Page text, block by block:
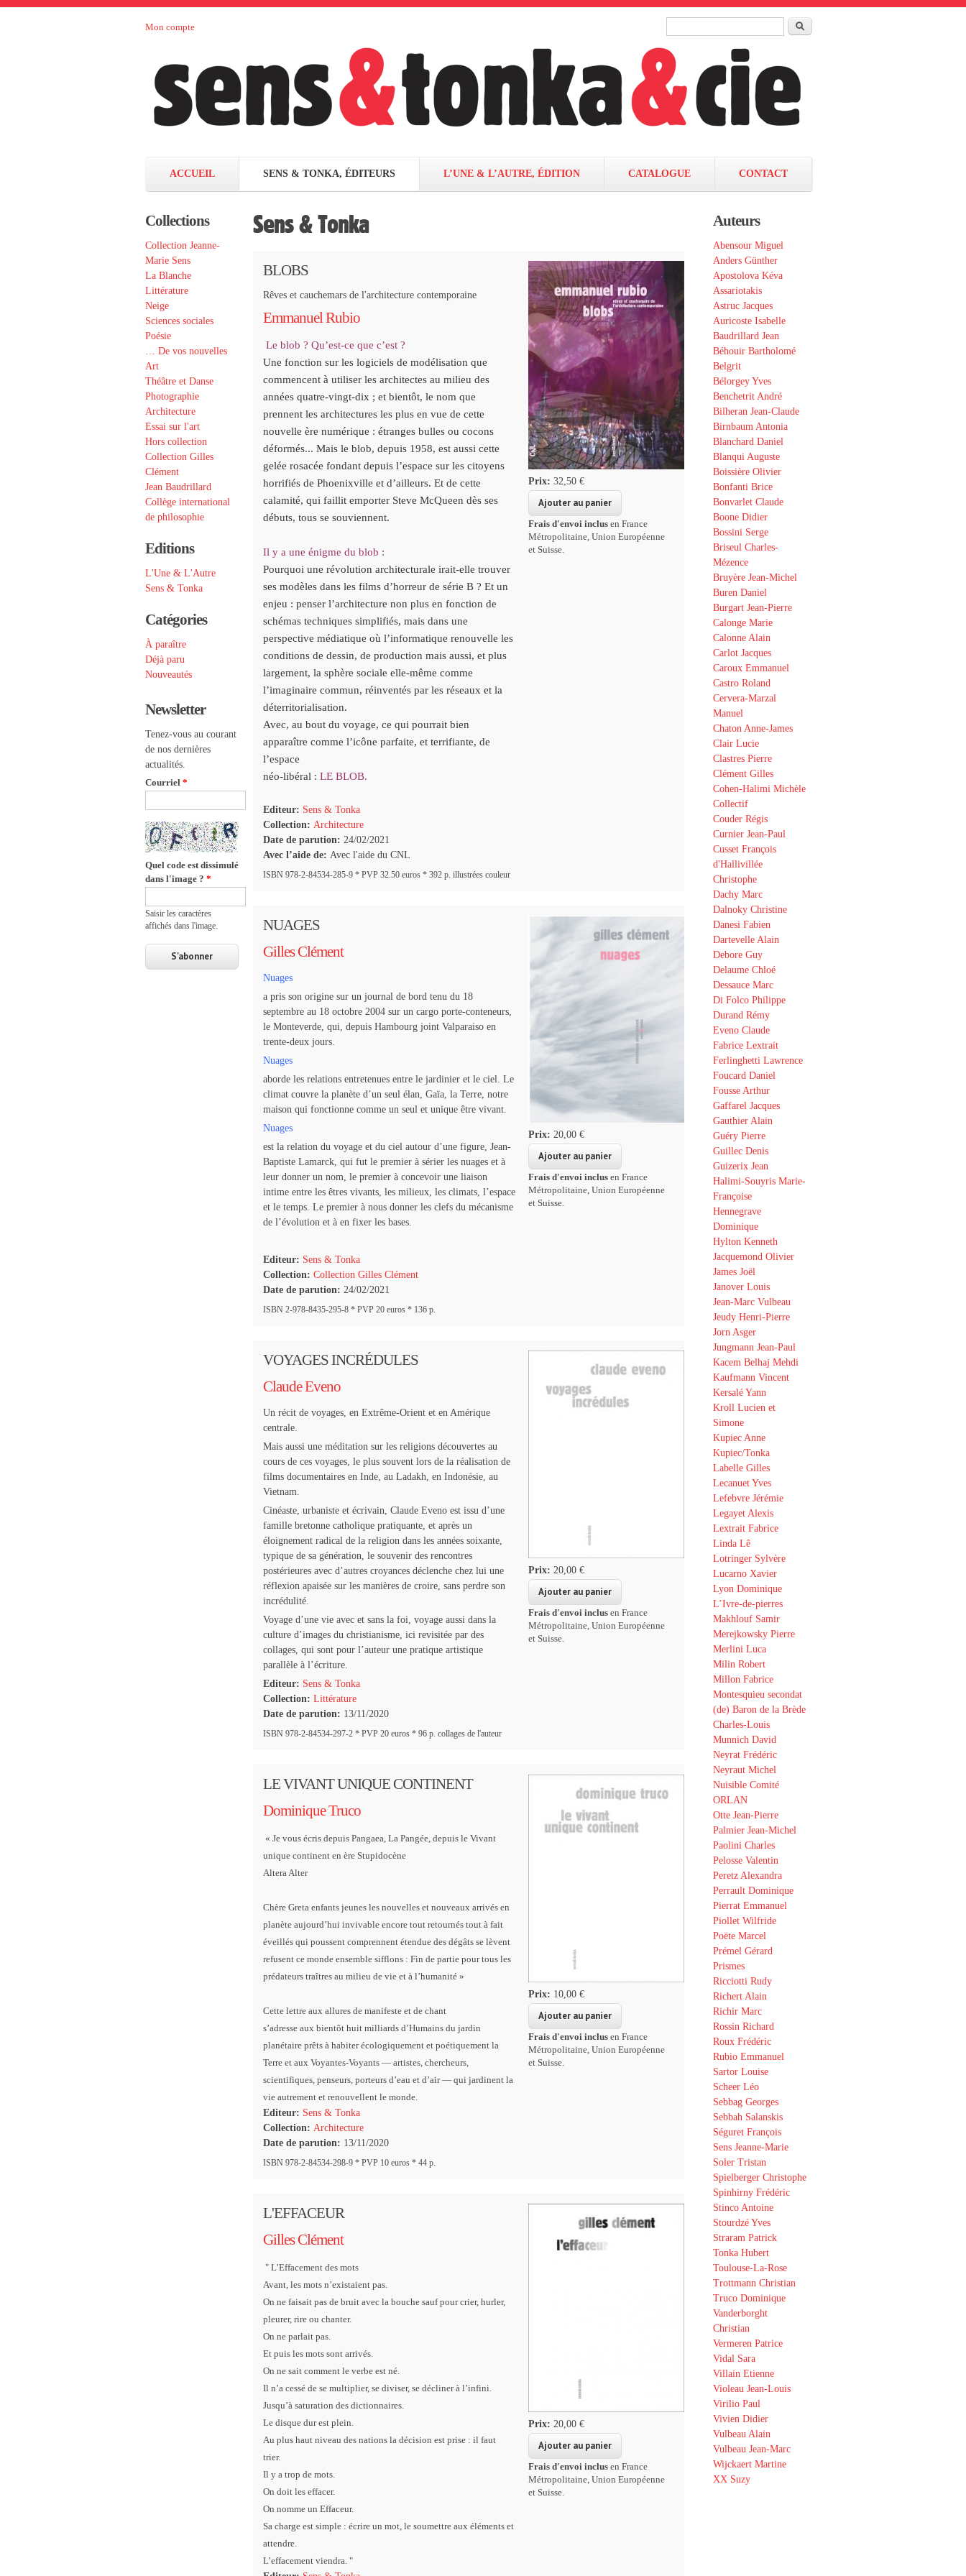
Rechercher
Mon compte
Sens et
Tonka
éditeurs
d’édition
française
ACCUEIL SENS & TONKA, ÉDITEURS L’UNE & L’AUTRE, ÉDITION CATALOGUE CONTACT
Collections
Collection Jeanne-
Marie Sens
La Blanche
Littérature
Neige
Sciences sociales
Poésie
… De vos nouvelles
Art
Théâtre et Danse
Photographie
Architecture
Essai sur l'art
Hors collection
Collection Gilles
Clément
Jean Baudrillard
Collège international
de philosophie
Editions
L'Une & L'Autre
Sens & Tonka
Catégories
À paraître
Déjà paru
Nouveautés
Newsletter
Tenez-vous au courant
de nos dernières
actualités.
Courriel *
Quel code est dissimulé
dans l'image ? *
Saisir les caractères
affichés dans l'image.
Sens & Tonka
BLOBS
Rêves et cauchemars de l'architecture contemporaine
Emmanuel Rubio
Le blob ? Qu’est-ce que c’est ?
Une fonction sur les logiciels de modélisation que
commencent à utiliser les architectes au milieu des
années quatre-vingt-dix ; et bientôt, le nom que
prennent les architectures les plus en vue de cette
nouvelle ère numérique : étranges bulles ou cocons
déformés... Mais le blob, depuis 1958, est aussi cette
gelée rosacée fondant depuis l’espace sur les citoyens
horrifiés de Phoenixville et d’ailleurs. Et de cette
calamité, qui faillit emporter Steve McQueen dès ses
débuts, tous se souviennent.
Il y a une énigme du blob :
Pourquoi une révolution architecturale irait-elle trouver
ses modèles dans les films d’horreur de série B ? Et un
enjeu : penser l’architecture non plus en fonction de
schémas techniques simplifiés, mais dans une
perspective médiatique où l’informatique renouvelle les
conditions de dessin, de production mais aussi, et plus
largement, la sphère sociale elle-même comme
l’imaginaire commun, réinventés par les réseaux et la
déterritorialisation.
Avec, au bout du voyage, ce qui pourrait bien
apparaître comme l’icône parfaite, et terrifiante, de
l’espace
néo-libéral : LE BLOB.
Editeur: Sens & Tonka
Collection: Architecture
Date de parution: 24/02/2021
Avec l’aide de: Avec l'aide du CNL
ISBN 978-2-84534-285-9 * PVP 32.50 euros * 392 p. illustrées couleur
Prix:32,50 €
Frais d'envoi inclus en France
Métropolitaine, Union Européenne
et Suisse.
NUAGES
Gilles Clément
Nuages
a pris son origine sur un journal de bord tenu du 18
septembre au 18 octobre 2004 sur un cargo porte-conteneurs,
le Monteverde, qui, depuis Hambourg joint Valparaiso en
trente-deux jours.
Nuages
aborde les relations entretenues entre le jardinier et le ciel. Le
climat couvre la planète d’un seul élan, Gaïa, la Terre, notre
maison qui fonctionne comme un seul et unique être vivant.
Nuages
est la relation du voyage et du ciel autour d’une figure, Jean-
Baptiste Lamarck, qui fut le premier à sérier les nuages et à
leur donner un nom, le premier à concevoir une liaison
intime entre les êtres vivants, les milieux, les climats, l’espace
et le temps. Le premier à nous donner les clefs du mécanisme
de l’évolution et à en fixer les bases.
Editeur: Sens & Tonka
Collection: Collection Gilles Clément
Date de parution: 24/02/2021
ISBN 2-978-8435-295-8 * PVP 20 euros * 136 p.
Prix: 20,00 €
Frais d'envoi inclus en France
Métropolitaine, Union Européenne
et Suisse.
VOYAGES INCRÉDULES
Claude Eveno
Un récit de voyages, en Extrême-Orient et en Amérique
centrale.
Mais aussi une méditation sur les religions découvertes au
cours de ces voyages, le plus souvent lors de la réalisation de
films documentaires en Inde, au Ladakh, en Indonésie, au
Vietnam.
Cinéaste, urbaniste et écrivain, Claude Eveno est issu d’une
famille bretonne catholique pratiquante, et après un
éloignement radical de la religion dans les années soixante,
typique de sa génération, le souvenir des rencontres
postérieures avec d’autres croyances déclenche chez lui une
réflexion apaisée sur les manières de croire, sans perdre son
incrédulité.
Voyage d’une vie avec et sans la foi, voyage aussi dans la
culture d’images du christianisme, ici revisitée par des
collages, qui sont pour l’auteur une pratique artistique
parallèle à l’écriture.
Editeur: Sens & Tonka
Collection: Littérature
Date de parution: 13/11/2020
ISBN 978-2-84534-297-2 * PVP 20 euros * 96 p. collages de l'auteur
Prix: 20,00 €
Frais d'envoi inclus en France
Métropolitaine, Union Européenne
et Suisse.
LE VIVANT UNIQUE CONTINENT
Dominique Truco
« Je vous écris depuis Pangaea, La Pangée, depuis le Vivant
unique continent en ère Stupidocène
Altera Alter
Chère Greta enfants jeunes les nouvelles et nouveaux arrivés en
planète aujourd’hui invivable encore tout retournés tout à fait
éveillés qui poussent comprennent étendue des dégâts se lèvent
refusent ce monde ensemble sifflons : Fin de partie pour tous les
prédateurs traîtres au milieu de vie et à l’humanité »
Cette lettre aux allures de manifeste et de chant
s’adresse aux bientôt huit milliards d’Humains du jardin
planétaire prêts à habiter écologiquement et poétiquement la
Terre et aux Voyantes-Voyants — artistes, chercheurs,
scientifiques, penseurs, porteurs d’eau et d’air — qui jardinent la
vie autrement et renouvellent le monde.
Editeur: Sens & Tonka
Collection: Architecture
Date de parution: 13/11/2020
ISBN 978-2-84534-298-9 * PVP 10 euros * 44 p.
Prix: 10,00 €
Frais d'envoi inclus en France
Métropolitaine, Union Européenne
et Suisse.
L'EFFACEUR
Gilles Clément
" L’Effacement des mots
Avant, les mots n’existaient pas.
On ne faisait pas de bruit avec la bouche sauf pour crier, hurler,
pleurer, rire ou chanter.
On ne parlait pas.
Et puis les mots sont arrivés.
On ne sait comment le verbe est né.
Il n’a cessé de se multiplier, se diviser, se décliner à l’infini.
Jusqu’à saturation des dictionnaires.
Le disque dur est plein.
Au plus haut niveau des nations la décision est prise : il faut
trier.
Il y a trop de mots.
On doit les effacer.
On nomme un Effaceur.
Sa charge est simple : écrire un mot, le soumettre aux éléments et
attendre.
L’effacement viendra. "
Prix: 20,00 €
Frais d'envoi inclus en France
Métropolitaine, Union Européenne
et Suisse.
Auteurs
Abensour Miguel
Anders Günther
Apostolova Kéva
Assariotakis
Astruc Jacques
Auricoste Isabelle
Baudrillard Jean
Béhouir Bartholomé
Belgrit
Bélorgey Yves
Benchetrit André
Bilheran Jean-Claude
Birnbaum Antonia
Blanchard Daniel
Blanqui Auguste
Boissière Olivier
Bonfanti Brice
Bonvarlet Claude
Boone Didier
Bossini Serge
Briseul Charles-
Mézence
Bruyère Jean-Michel
Buren Daniel
Burgart Jean-Pierre
Calonge Marie
Calonne Alain
Carlot Jacques
Caroux Emmanuel
Castro Roland
Cervera-Marzal
Manuel
Chaton Anne-James
Clair Lucie
Clastres Pierre
Clément Gilles
Cohen-Halimi Michèle
Collectif
Couder Régis
Curnier Jean-Paul
Cusset François
d'Hallivillée
Christophe
Dachy Marc
Dalnoky Christine
Danesi Fabien
Dartevelle Alain
Debore Guy
Delaume Chloé
Dessauce Marc
Di Folco Philippe
Durand Rémy
Eveno Claude
Fabrice Lextrait
Ferlinghetti Lawrence
Foucard Daniel
Fousse Arthur
Gaffarel Jacques
Gauthier Alain
Guéry Pierre
Guillec Denis
Guizerix Jean
Halimi-Souyris Marie-
Françoise
Hennegrave
Dominique
Hylton Kenneth
Jacquemond Olivier
James Joël
Janover Louis
Jean-Marc Vulbeau
Jeudy Henri-Pierre
Jorn Asger
Jungmann Jean-Paul
Kacem Belhaj Mehdi
Kaufmann Vincent
Kersalé Yann
Kroll Lucien et
Simone
Kupiec Anne
Kupiec/Tonka
Labelle Gilles
Lecanuet Yves
Lefebvre Jérémie
Legayet Alexis
Lextrait Fabrice
Linda Lê
Lotringer Sylvère
Lucarno Xavier
Lyon Dominique
L’Ivre-de-pierres
Makhlouf Samir
Merejkowsky Pierre
Merlini Luca
Milin Robert
Millon Fabrice
Montesquieu secondat
(de) Baron de la Brède
Charles-Louis
Munnich David
Neyrat Frédéric
Neyraut Michel
Nuisible Comité
ORLAN
Otte Jean-Pierre
Palmier Jean-Michel
Paolini Charles
Pelosse Valentin
Peretz Alexandra
Perrault Dominique
Pierrat Emmanuel
Piollet Wilfride
Poëte Marcel
Prémel Gérard
Prismes
Ricciotti Rudy
Richert Alain
Richir Marc
Rossin Richard
Roux Frédéric
Rubio Emmanuel
Sartor Louise
Scheer Léo
Sebbag Georges
Sebbah Salanskis
Séguret François
Sens Jeanne-Marie
Soler Tristan
Spielberger Christophe
Spinhirny Frédéric
Stinco Antoine
Stourdzé Yves
Straram Patrick
Tonka Hubert
Toulouse-La-Rose
Trottmann Christian
Truco Dominique
Vanderborght
Christian
Vermeren Patrice
Vidal Sara
Villain Etienne
Violeau Jean-Louis
Virilio Paul
Vivien Didier
Vulbeau Alain
Vulbeau Jean-Marc
Wijckaert Martine
XX Suzy